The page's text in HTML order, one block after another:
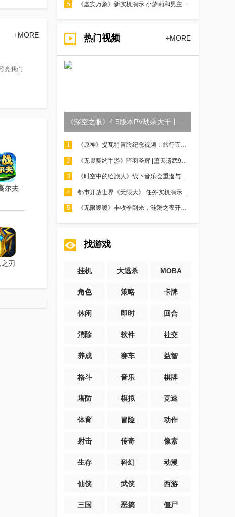
+MORE
亮我们
尔夫
刃
5 《虚实万象》新实机演示 小萝莉和男主合作对敌
热门视频 +MORE
1 《原神》提瓦特冒险纪念视频：旅行五周年手札
2 《无畏契约手游》暗羽圣辉 |堕天遗武9月30日上线
3 《时空中的绘旅人》线下音乐会重逢与永恒之诗PV首曝
4 都市开放世界《无限大》 任务实机演示公开！
5 《无限暖暖》丰收季到来，涟漪之夜开场在即！
找游戏
挂机 大逃杀 MOBA
角色 策略 卡牌
休闲 即时 回合
消除 软件 社交
养成 赛车 益智
格斗 音乐 棋牌
塔防 模拟 竞速
体育 冒险 动作
射击 传奇 像素
生存 科幻 动漫
仙侠 武侠 西游
三国 恶搞 僵尸